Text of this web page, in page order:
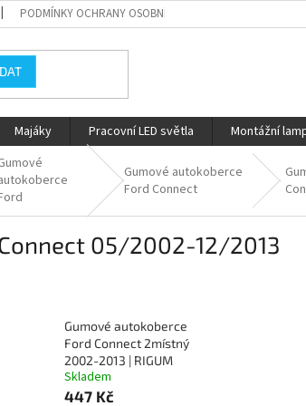
PODMÍNKY OCHRANY OSOBNÍCH ÚDAJŮ
Majáky Pracovní LED světla Montážní
Gumové autokoberce
Ford Connect
05/2002-12/2013
Gumové autokoberce
Ford Connect 2místný
2002-2013 | RIGUM
Skladem
447 Kč